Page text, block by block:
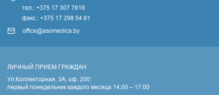
тел.: +375 17 307 7616
факс.: +375 17 298 54 81
office@asomedica.by
ЛИЧНЫЙ ПРИЕМ ГРАЖДАН
Ул.Коллекторная, 3А, оф. 200:
первый понедельник каждого месяца 14.00 – 17.00